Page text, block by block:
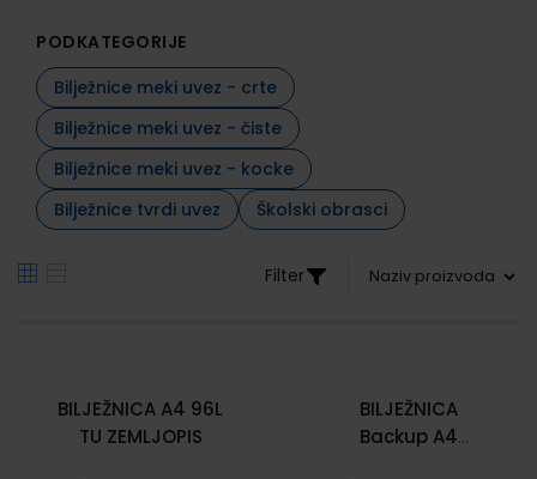
PODKATEGORIJE
Bilježnice meki uvez - crte
Bilježnice meki uvez - čiste
Bilježnice meki uvez - kocke
Bilježnice tvrdi uvez
Školski obrasci
Filter
BILJEŽNICA A4 96L
TU ZEMLJOPIS
BILJEŽNICA
Backup A4